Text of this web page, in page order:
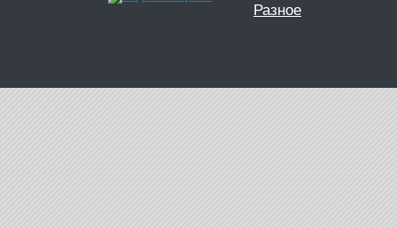
Разное